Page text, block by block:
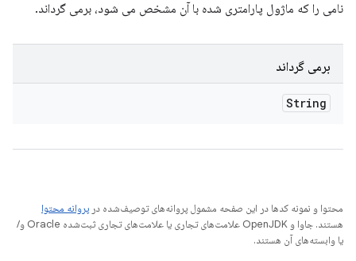
نامی را که ماژول پارامتری شده با آن مشخص می شود، برمی گرداند.
برمی گرداند
String
محتوا و نمونه کدها در این صفحه مشمول پروانه‌های توصیف‌شده در پروانه محتوا
هستند. جاوا و OpenJDK علامت‌های تجاری یا علامت‌های تجاری ثبت‌شده Oracle و/
یا وابسته‌های آن هستند.